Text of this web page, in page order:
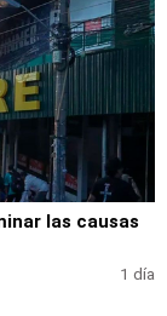
las causas
1 día